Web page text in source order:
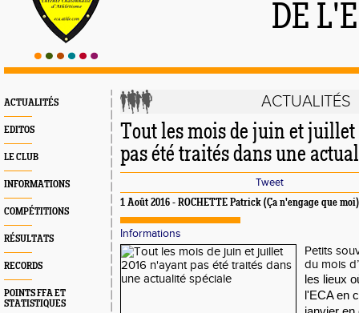
DE
ACTUALITÉS
EDITOS
LE CLUB
INFORMATIONS
COMPÉTITIONS
RÉSULTATS
RECORDS
POINTS FFA ET
STATISTIQUES
ACTUALITÉS
Tout les mois de juin et
pas été traités dans une
Tweet
1 Août 2016 - ROCHETTE Patrick (Ça n'engage que moi)
Informations
Petits
du mois
les lieux
l'ECA en